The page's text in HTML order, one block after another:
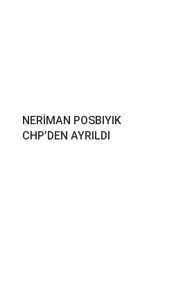
NERİMAN POSBIYIK
CHP’DEN AYRILDI